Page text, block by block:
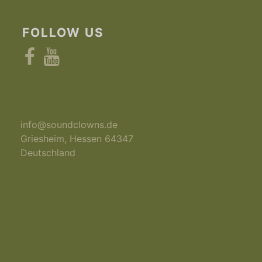
FOLLOW US
FacebookYouTube
info@soundclowns.de
Griesheim, Hessen 64347
Deutschland